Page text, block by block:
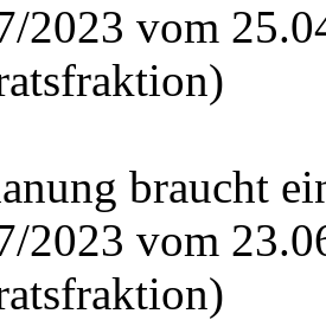
2023 vom
braucht
2023 vom